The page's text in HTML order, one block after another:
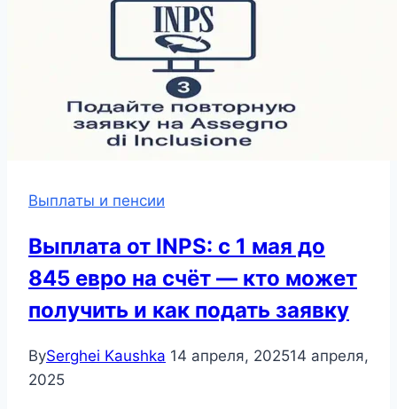
Выплаты и пенсии
Выплата от INPS: с 1 мая до
845 евро на счёт — кто может
получить и как подать заявку
BySerghei Kaushka 14 апреля, 202514 апреля,
2025